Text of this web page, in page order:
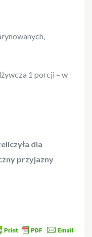
1 porcji – w
dla
przyjazny